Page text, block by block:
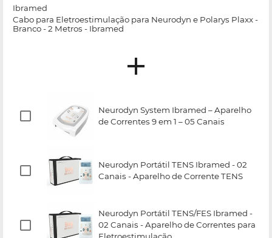
Ibramed
Cabo para Eletroestimulação para Neurodyn e Polarys Plaxx -
Branco - 2 Metros - Ibramed
Neurodyn System Ibramed – Aparelho
de Correntes 9 em 1 – 05 Canais
Neurodyn Portátil TENS Ibramed - 02
Canais - Aparelho de Corrente TENS
Neurodyn Portátil TENS/FES Ibramed -
02 Canais - Aparelho de Correntes para